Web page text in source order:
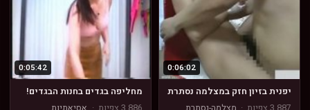
0:06:02
יפנית בזיון חזק במצלמה נסתרת
0:05:42
מחליפה בגדים בחנות הבגדים!